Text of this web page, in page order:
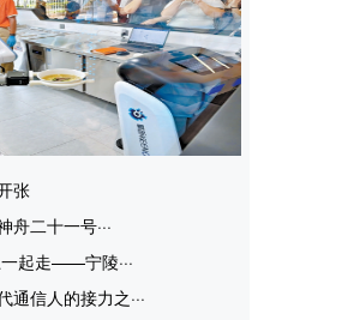
张
舟二十一号···
起走——宁陵···
信人的接力之···